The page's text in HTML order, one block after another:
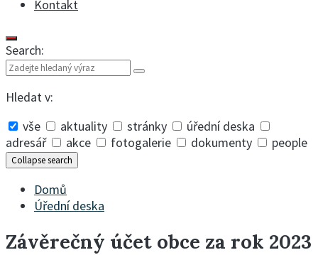
Kontakt
Search:
Hledat v:
vše
aktuality stránky
úřední deska
adresář
akce fotogalerie dokumenty people
Collapse search
Domů
Úřední deska
Závěrečný účet obce za rok 2023